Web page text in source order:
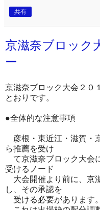
共有
京滋奈ブロック
ー
京滋奈ブロック大会２０
とおりです。
●全体的な注意事項
彦根・東近江・滋賀・
ら推薦を受け
て京滋奈ブロック大会
受けるノード
大会開催より前に、京
し、その承認を
受ける必要があります。